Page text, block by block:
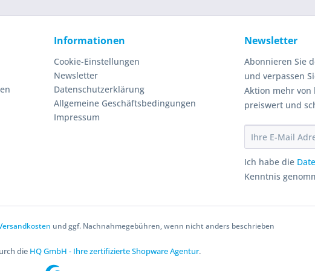
Informationen
Cookie-Einstellungen
Newsletter
Datenschutzerklärung
Allgemeine Geschäftsbedingungen
Impressum
Newsletter
Abonnieren Sie
und verpassen
Aktion mehr
preiswert und
Ich habe die
Kenntnis
und ggf. Nachnahmegebühren, wenn nicht anders beschrieben
die HQ GmbH - Ihre zertifizierte Shopware Agentur.